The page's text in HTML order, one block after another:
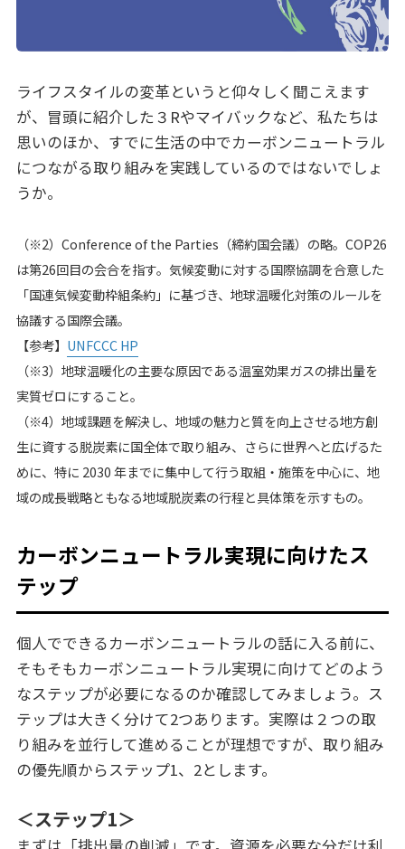
ライフスタイルの変革というと仰々しく聞こえます
が、冒頭に紹介した３Rやマイバックなど、私たちは
思いのほか、すでに生活の中でカーボンニュートラル
につながる取り組みを実践しているのではないでしょ
うか。
（※2）Conference of the Parties（締約国会議）の略。COP26
は第26回目の会合を指す。気候変動に対する国際協調を合意した
「国連気候変動枠組条約」に基づき、地球温暖化対策のルールを
協議する国際会議。
【参考】 UNFCCC HP
（※3）地球温暖化の主要な原因である温室効果ガスの排出量を
実質ゼロにすること。
（※4）地域課題を解決し、地域の魅力と質を向上させる地方創
生に資する脱炭素に国全体で取り組み、さらに世界へと広げるた
めに、特に 2030 年までに集中して行う取組・施策を中心に、地
域の成長戦略ともなる地域脱炭素の行程と具体策を示すもの。
カーボンニュートラル実現に向けたス
テップ
個人でできるカーボンニュートラルの話に入る前に、
そもそもカーボンニュートラル実現に向けてどのよう
なステップが必要になるのか確認してみましょう。ス
テップは大きく分けて2つあります。実際は２つの取
り組みを並行して進めることが理想ですが、取り組み
の優先順からステップ1、2とします。
＜ステップ1＞